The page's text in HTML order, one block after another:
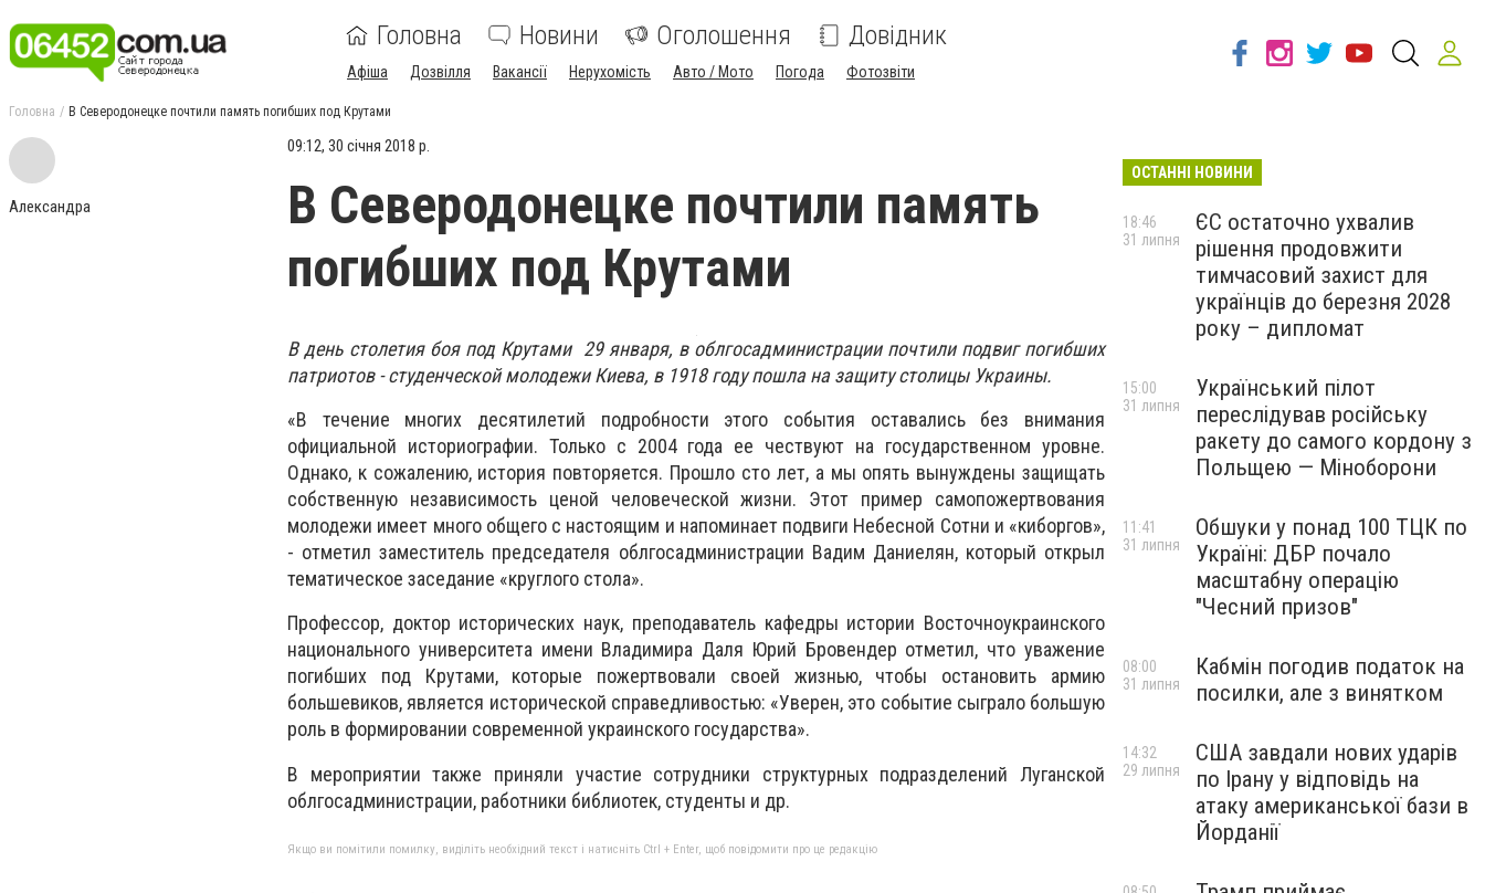
Головна Новини Оголошення Довідник
Афіша Дозвілля Вакансії Нерухомість Авто / Мото Погода Фотозвіти
Головна В Северодонецке почтили память погибших под Крутами
Александра
09:12, 30 січня 2018 р.
В Северодонецке почтили память
погибших под Крутами
В день столетия боя под Крутами 29 января, в облгосадминистрации почтили подвиг погибших
патриотов - студенческой молодежи Киева, в 1918 году пошла на защиту столицы Украины.
«В течение многих десятилетий подробности этого события оставались без внимания
официальной историографии. Только с 2004 года ее чествуют на государственном уровне.
Однако, к сожалению, история повторяется. Прошло сто лет, а мы опять вынуждены защищать
собственную независимость ценой человеческой жизни. Этот пример самопожертвования
молодежи имеет много общего с настоящим и напоминает подвиги Небесной Сотни и «киборгов»,
- отметил заместитель председателя облгосадминистрации Вадим Даниелян, который открыл
тематическое заседание «круглого стола».
Профессор, доктор исторических наук, преподаватель кафедры истории Восточноукраинского
национального университета имени Владимира Даля Юрий Бровендер отметил, что уважение
погибших под Крутами, которые пожертвовали своей жизнью, чтобы остановить армию
большевиков, является исторической справедливостью: «Уверен, это событие сыграло большую
роль в формировании современной украинского государства».
В мероприятии также приняли участие сотрудники структурных подразделений Луганской
облгосадминистрации, работники библиотек, студенты и др.
Якщо ви помітили помилку, виділіть необхідний текст і натисніть Ctrl + Enter, щоб повідомити про це редакцію
ОСТАННІ НОВИНИ
ЄС остаточно ухвалив
рішення продовжити
тимчасовий захист для
українців до березня 2028
року – дипломат
18:46
31 липня
Український пілот
переслідував російську
ракету до самого кордону з
Польщею — Міноборони
15:00
31 липня
Обшуки у понад 100 ТЦК по
Україні: ДБР почало
масштабну операцію
"Чесний призов"
11:41
31 липня
Кабмін погодив податок на
посилки, але з винятком
08:00
31 липня
США завдали нових ударів
по Ірану у відповідь на
атаку американської бази в
Йорданії
14:32
29 липня